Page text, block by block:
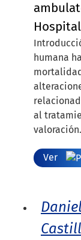
humana
al
Ver